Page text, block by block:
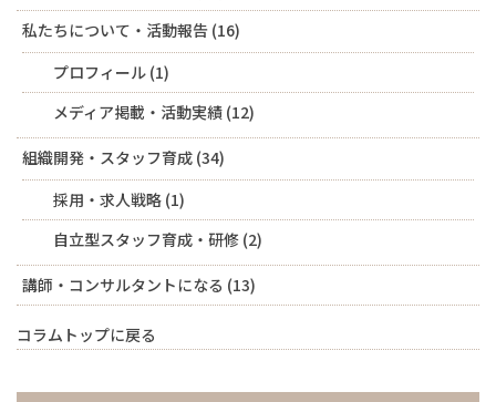
私たちについて・活動報告 (16)
プロフィール (1)
メディア掲載・活動実績 (12)
組織開発・スタッフ育成 (34)
採用・求人戦略 (1)
自立型スタッフ育成・研修 (2)
講師・コンサルタントになる (13)
コラムトップに戻る